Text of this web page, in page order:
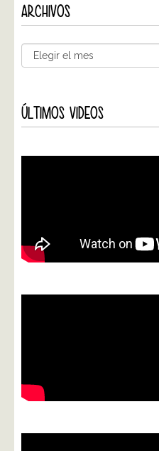
ARCHIVOS
ÚLTIMOS VIDEOS